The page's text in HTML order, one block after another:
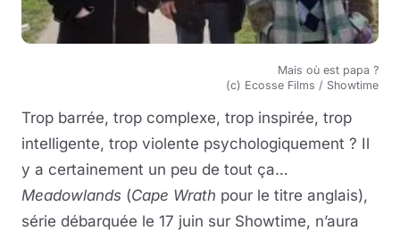
Mais où est papa ?
(c) Ecosse Films / Showtime
Trop barrée, trop complexe, trop inspirée, trop
intelligente, trop violente psychologiquement ? Il
y a certainement un peu de tout ça…
Meadowlands (Cape Wrath pour le titre anglais),
série débarquée le 17 juin sur Showtime, n’aura